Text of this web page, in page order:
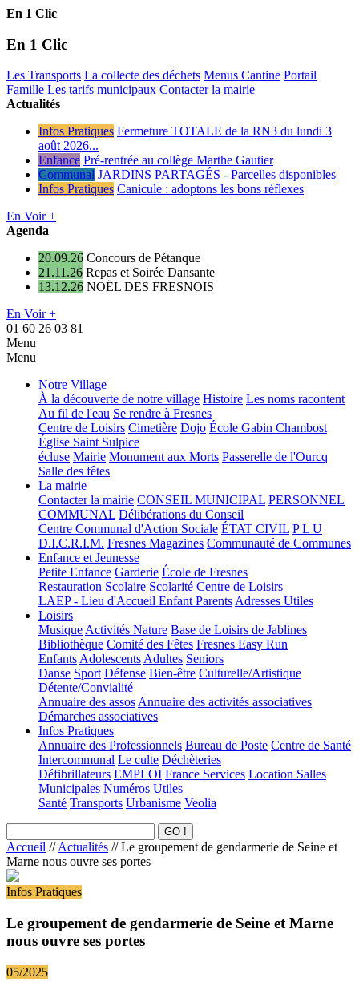
En 1 Clic
En 1 Clic
Les Transports La collecte des déchets Menus Cantine Portail
Famille Les tarifs municipaux Contacter la mairie
Actualités
Infos Pratiques Fermeture TOTALE de la RN3 du lundi 3
août 2026...
Enfance Pré-rentrée au collège Marthe Gautier
Communal JARDINS PARTAGÉS - Parcelles disponibles
Infos Pratiques Canicule : adoptons les bons réflexes
En Voir +
Agenda
20.09.26 Concours de Pétanque
21.11.26 Repas et Soirée Dansante
13.12.26 NOËL DES FRESNOIS
En Voir +
01 60 26 03 81
Menu
Menu
Notre Village
À la découverte de notre village Histoire Les noms racontent
Au fil de l'eau Se rendre à Fresnes
Centre de Loisirs Cimetière Dojo École Gabin Chambost
Église Saint Sulpice
écluse Mairie Monument aux Morts Passerelle de l'Ourcq
Salle des fêtes
La mairie
Contacter la mairie CONSEIL MUNICIPAL PERSONNEL
COMMUNAL Délibérations du Conseil
Centre Communal d'Action Sociale ÉTAT CIVIL P L U
D.I.C.R.I.M. Fresnes Magazines Communauté de Communes
Enfance et Jeunesse
Petite Enfance Garderie École de Fresnes
Restauration Scolaire Scolarité Centre de Loisirs
LAEP - Lieu d'Accueil Enfant ParentsAdresses Utiles
Loisirs
MusiqueActivités Nature Base de Loisirs de Jablines
Bibliothèque Comité des Fêtes Fresnes Easy Run
EnfantsAdolescentsAdultes Seniors
Danse Sport Défense Bien-être Culturelle/Artistique
Détente/Convialité
Annuaire des assosAnnuaire des activités associatives
Démarches associatives
Infos Pratiques
Annuaire des Professionnels Bureau de Poste Centre de Santé
Intercommunal Le culte Déchèteries
Défibrillateurs EMPLOI France Services Location Salles
Municipales Numéros Utiles
Santé Transports Urbanisme Veolia
Accueil //Actualités // Le groupement de gendarmerie de Seine et
Marne nous ouvre ses portes
Infos Pratiques
Le groupement de gendarmerie de Seine et Marne
nous ouvre ses portes
05/2025